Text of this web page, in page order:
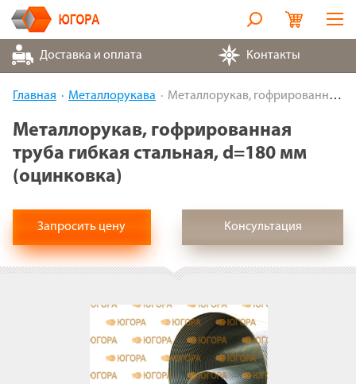
Оборудование
Контакты
Доставка и оплата Контакты
Главная Металлорукава Металлорукав, гофрированная труба гибкая стальная, d=180 мм (оцинковка)
Металлорукав, гофрированная
труба гибкая стальная, d=180 мм
(оцинковка)
Запросить цену Консультация